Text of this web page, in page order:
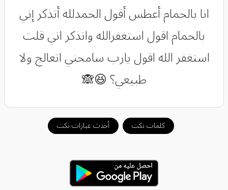
انا بالحمام أعطس أقول الحمدلله أتذكر إني
بالحمام اقول استغفرالله واتذكر اني قلت
استغفر الله اقول يارب سامحني اتعالج ولا
طبيعي؟ 😆🙈
كلمات نكت أحدث عبارات نكت